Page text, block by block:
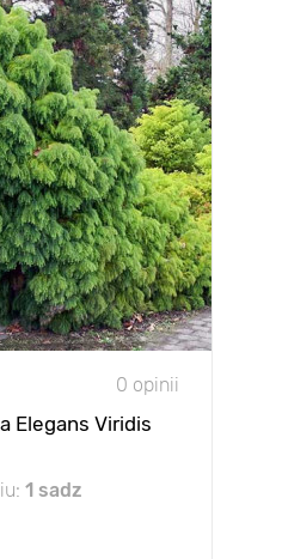
0 opinii
Elegans Viridis
1 sadz